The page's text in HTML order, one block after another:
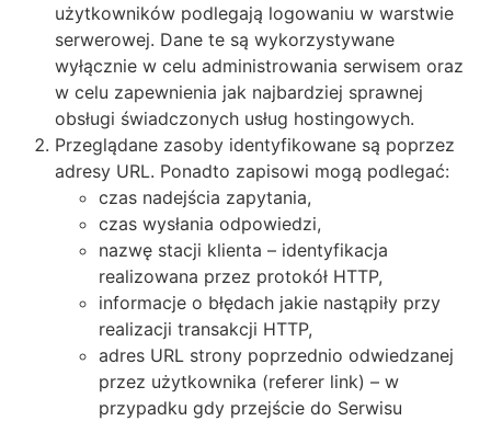
użytkowników podlegają logowaniu w warstwie
serwerowej. Dane te są wykorzystywane
wyłącznie w celu administrowania serwisem oraz
w celu zapewnienia jak najbardziej sprawnej
obsługi świadczonych usług hostingowych.
Przeglądane zasoby identyfikowane są poprzez
adresy URL. Ponadto zapisowi mogą podlegać:
czas nadejścia zapytania,
czas wysłania odpowiedzi,
nazwę stacji klienta – identyfikacja
realizowana przez protokół HTTP,
informacje o błędach jakie nastąpiły przy
realizacji transakcji HTTP,
adres URL strony poprzednio odwiedzanej
przez użytkownika (referer link) – w
przypadku gdy przejście do Serwisu